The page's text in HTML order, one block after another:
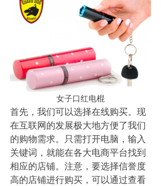
女子口红电棍
首先，我们可以选择在线购买。现
在互联网的发展极大地方便了我们
的购物需求。只需打开电脑，输入
关键词，就能在各大电商平台找到
相应的店铺。注意，要选择信誉度
高的店铺进行购买，可以通过查看